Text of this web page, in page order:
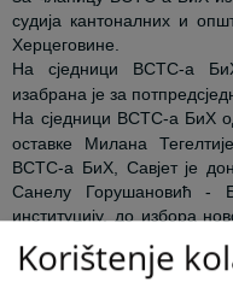
судија кантоналних и
Херцеговине.
На сједници ВСТС-а
изабрана је за
На сједници ВСТС-а БиХ
оставке Милана
ВСТС-а БиХ, Савјет је
Санелу Горушановић -
институцију, до избора
саставу могао
Korištenje